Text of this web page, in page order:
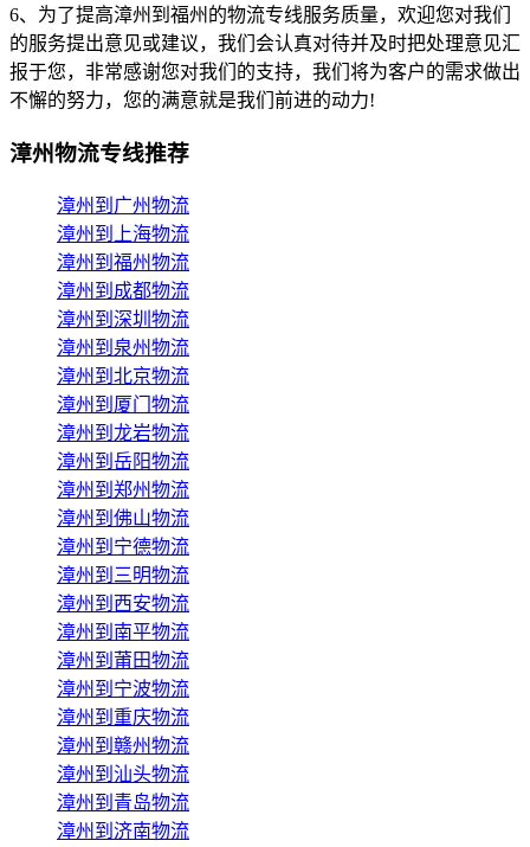
6、为了提高漳州到福州的物流专线服务质量，欢迎您对我们
的服务提出意见或建议，我们会认真对待并及时把处理意见汇
报于您，非常感谢您对我们的支持，我们将为客户的需求做出
不懈的努力，您的满意就是我们前进的动力!
漳州物流专线推荐
漳州到广州物流
漳州到上海物流
漳州到福州物流
漳州到成都物流
漳州到深圳物流
漳州到泉州物流
漳州到北京物流
漳州到厦门物流
漳州到龙岩物流
漳州到岳阳物流
漳州到郑州物流
漳州到佛山物流
漳州到宁德物流
漳州到三明物流
漳州到西安物流
漳州到南平物流
漳州到莆田物流
漳州到宁波物流
漳州到重庆物流
漳州到赣州物流
漳州到汕头物流
漳州到青岛物流
漳州到济南物流